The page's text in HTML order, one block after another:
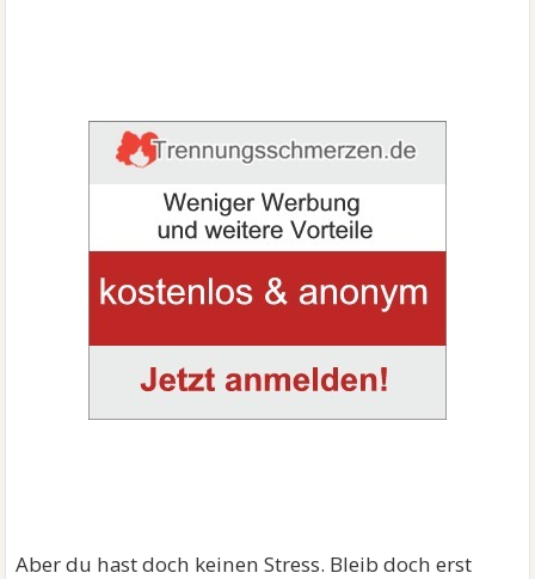
Aber du hast doch keinen Stress. Bleib doch erst